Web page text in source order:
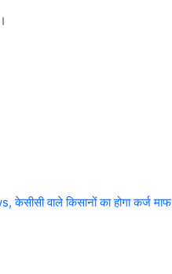
वाले किसानों का होगा कर्ज माफ